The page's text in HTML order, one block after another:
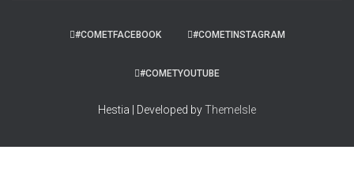
#COMETFACEBOOK #COMETINSTAGRAM
#COMETYOUTUBE
Hestia | Developed byThemeIsle